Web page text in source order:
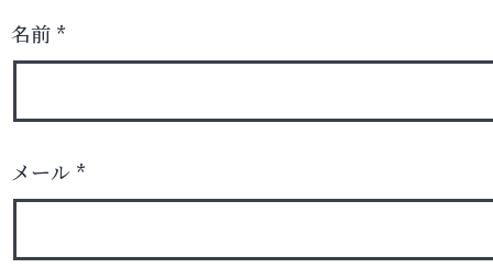
名前 *
メール *